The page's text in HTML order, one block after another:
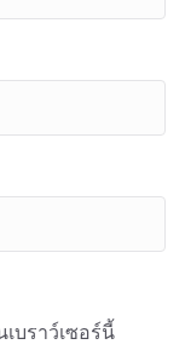
บราว์เซอร์นี้